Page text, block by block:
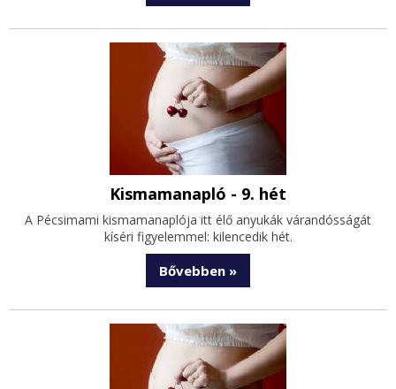
Kismamanapló - 9. hét
A Pécsimami kismamanaplója itt élő anyukák várandósságát
kíséri figyelemmel: kilencedik hét.
Bővebben »